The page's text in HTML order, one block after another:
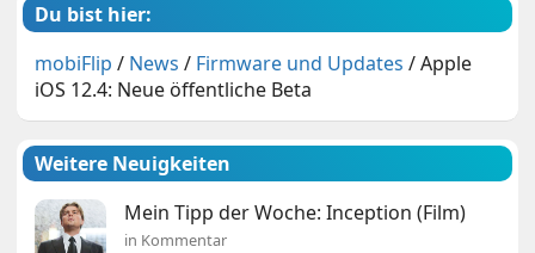
Du bist hier:
mobiFlip / News / Firmware und Updates /Apple
iOS 12.4: Neue öffentliche Beta
Weitere Neuigkeiten
Mein Tipp der Woche: Inception (Film)
in Kommentar